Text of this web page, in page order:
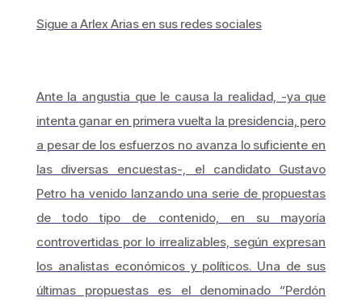
Sigue a Arlex Arias en sus redes sociales
Ante la angustia que le causa la realidad, -ya que
intenta ganar en primera vuelta la presidencia, pero
a pesar de los esfuerzos no avanza lo suficiente en
las diversas encuestas-, el candidato Gustavo
Petro ha venido lanzando una serie de propuestas
de todo tipo de contenido, en su mayoría
controvertidas por lo irrealizables, según expresan
los analistas económicos y políticos. Una de sus
últimas propuestas es el denominado “Perdón